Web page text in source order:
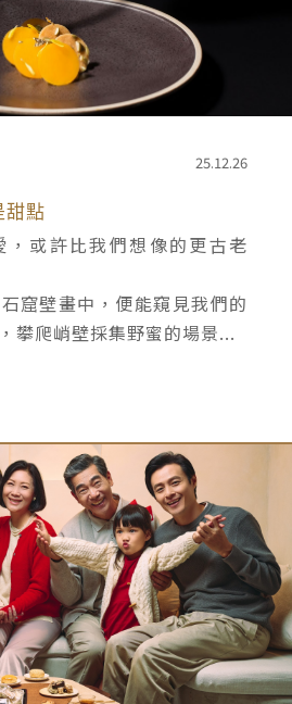
25.12.26
甜點
，或許比我們想像的更古老
窟壁畫中，便能窺見我們的
攀爬峭壁採集野蜜的場景...